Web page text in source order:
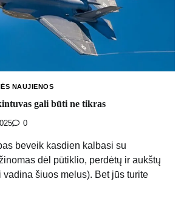
NAUJIENOS
gali būti ne tikras
0
beveik kasdien kalbasi su
dėl pūtiklio, perdėtų ir aukštų
vadina šiuos melus). Bet jūs turite